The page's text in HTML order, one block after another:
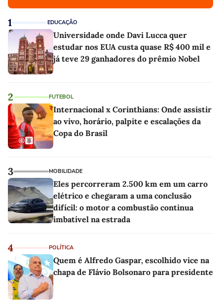
1 EDUCAÇÃO
Universidade onde Davi Lucca quer
estudar nos EUA custa quase R$ 400 mil e
já teve 29 ganhadores do prêmio Nobel
2 FUTEBOL
Internacional x Corinthians: Onde assistir
ao vivo, horário, palpite e escalações da
Copa do Brasil
3 MOBILIDADE
Eles percorreram 2.500 km em um carro
elétrico e chegaram a uma conclusão
difícil: o motor a combustão continua
imbatível na estrada
4 POLÍTICA
Quem é Alfredo Gaspar, escolhido vice na
chapa de Flávio Bolsonaro para presidente